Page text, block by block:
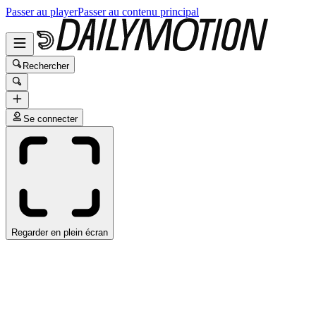
Passer au playerPasser au contenu principal
Rechercher
Se connecter
Regarder en plein écran